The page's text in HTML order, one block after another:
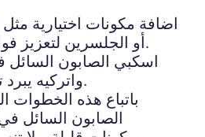
أو الجلسرين لتعزيز فوائد الصابون ورائحته.
واتركيه يبرد تمامًا قبل استخدامه.
باتباع هذه الخطوات
الصابون السائل